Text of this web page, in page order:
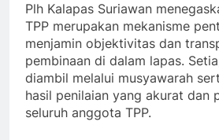
Plh Kalapas Suriawan
TPP merupakan mekanisme
menjamin objektivitas dan
pembinaan di dalam lapas.
diambil melalui musyawarah
hasil penilaian yang akurat dan
seluruh anggota TPP.